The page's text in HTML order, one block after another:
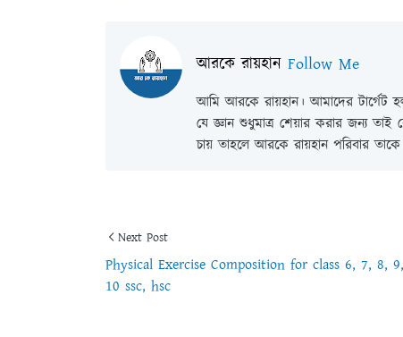
আরকে রায়হান Follow Me
আমি আরকে রায়হান। আমাদের টার্গেট
যে জ্ঞান শুধুমাত্র শেয়ার করার জন্য
চায় তাহলে আরকে রায়হান পরিবার তাকে
Next Post
Physical Exercise Composition for class 6, 7, 8, 9,
10 ssc, hsc